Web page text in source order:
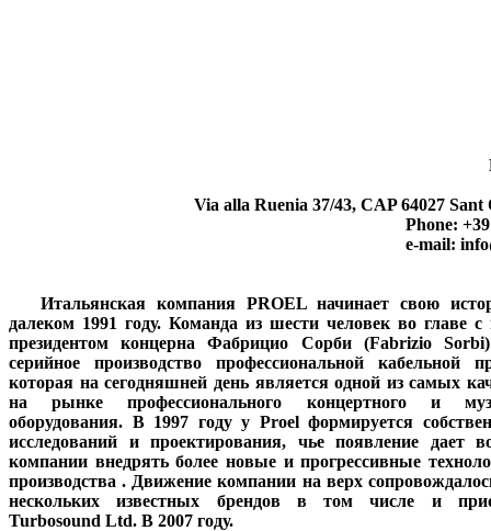
Via alla Ruenia 37/43, CAP 64027 Sant
Phone:
e-mail:
Итальянская компания PROEL начинает свою
далеком 1991 году. Команда из шести человек во главе
президентом концерна Фабрицио Сорби (Fabrizio Sorbi)
серийное производство профессиональной кабельной
которая на сегодняшней день является одной из самых
на рынке профессионального концертного и
оборудования. В 1997 году у Proelформируется
исследований и проектирования, чье появление дает
компании внедрять более новые и прогрессивные
производства . Движение компании на верх
нескольких известных брендов в том числе и
Turbosound Ltd. В 2007 году.